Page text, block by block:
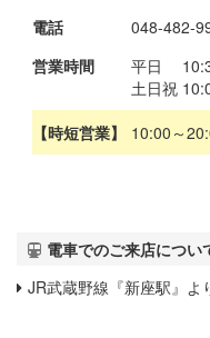
電話
048-482-
営業時間
平日
土日祝
【時短営業】
10:00～
電車でのご来店につい
JR武蔵野線『新座駅』よ